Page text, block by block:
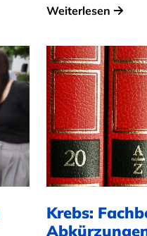
Weiterlesen
Krebs: